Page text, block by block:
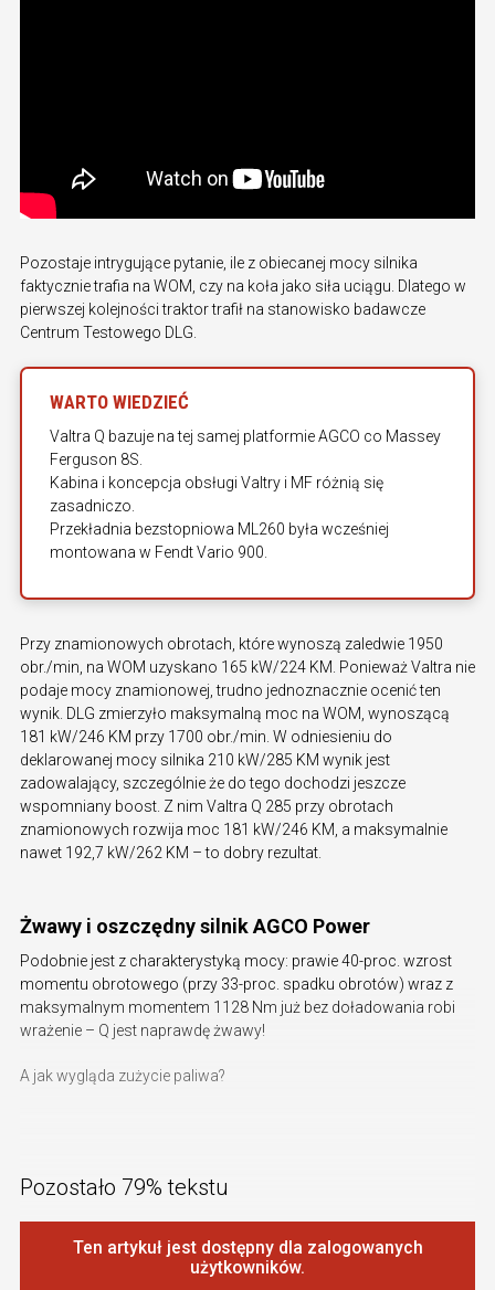
Pozostaje intrygujące pytanie, ile z obiecanej mocy silnika
faktycznie trafia na WOM, czy na koła jako siła uciągu. Dlatego w
pierwszej kolejności traktor trafił na stanowisko badawcze
Centrum Testowego DLG.
WARTO WIEDZIEĆ
Valtra Q bazuje na tej samej platformie AGCO co Massey
Ferguson 8S.
Kabina i koncepcja obsługi Valtry i MF różnią się
zasadniczo.
Przekładnia bezstopniowa ML260 była wcześniej
montowana w Fendt Vario 900.
Przy znamionowych obrotach, które wynoszą zaledwie 1950
obr./min, na WOM uzyskano 165 kW/224 KM. Ponieważ Valtra nie
podaje mocy znamionowej, trudno jednoznacznie ocenić ten
wynik. DLG zmierzyło maksymalną moc na WOM, wynoszącą
181 kW/246 KM przy 1700 obr./min. W odniesieniu do
deklarowanej mocy silnika 210 kW/285 KM wynik jest
zadowalający, szczególnie że do tego dochodzi jeszcze
wspomniany boost. Z nim Valtra Q 285 przy obrotach
znamionowych rozwija moc 181 kW/246 KM, a maksymalnie
nawet 192,7 kW/262 KM – to dobry rezultat.
Żwawy i oszczędny silnik AGCO Power
Podobnie jest z charakterystyką mocy: prawie 40-proc. wzrost
momentu obrotowego (przy 33-proc. spadku obrotów) wraz z
maksymalnym momentem 1128 Nm już bez doładowania robi
wrażenie – Q jest naprawdę żwawy!
A jak wygląda zużycie paliwa?
Pozostało 79% tekstu
Ten artykuł jest dostępny dla zalogowanych
użytkowników.